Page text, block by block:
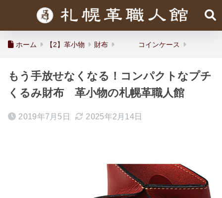
ホーム 【2】革小物 財布 コインケース
もう手放せなくなる！コンパクトなプチ
くるみ財布 革小物の札幌革職人館
2019年7月5日 2025年2月14日